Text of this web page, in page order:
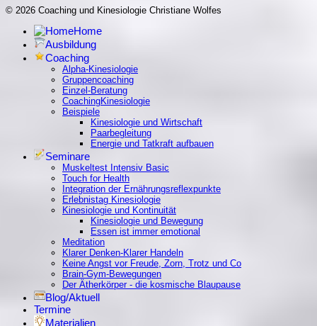
© 2026 Coaching und Kinesiologie Christiane Wolfes
Home
Ausbildung
Coaching
Alpha-Kinesiologie
Gruppencoaching
Einzel-Beratung
CoachingKinesiologie
Beispiele
Kinesiologie und Wirtschaft
Paarbegleitung
Energie und Tatkraft aufbauen
Seminare
Muskeltest Intensiv Basic
Touch for Health
Integration der Ernährungsreflexpunkte
Erlebnistag Kinesiologie
Kinesiologie und Kontinuität
Kinesiologie und Bewegung
Essen ist immer emotional
Meditation
Klarer Denken-Klarer Handeln
Keine Angst vor Freude, Zorn, Trotz und Co
Brain-Gym-Bewegungen
Der Ätherkörper - die kosmische Blaupause
Blog/Aktuell
Termine
Materialien